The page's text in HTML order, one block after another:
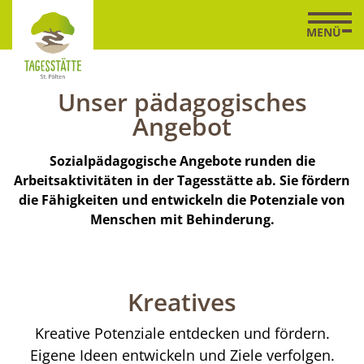
Seitenbereiche:
Inhalt
Hauptnavigation
Footernavigation
Logo
Tagesstätte
Pölten
Startseite
MENÜ
Unser pädagogisches
Angebot
Sozialpädagogische Angebote runden die
Arbeitsaktivitäten in der Tagesstätte ab. Sie fördern
die Fähigkeiten und entwickeln die Potenziale von
Menschen mit Behinderung.
Sport und Spiel
Eigene Grenzen und eigene Möglichkeiten
kennenlernen.
Kreatives
Kreative Potenziale entdecken und fördern.
Eigene Ideen entwickeln und Ziele verfolgen.
Trainingsküche
In der Gruppe mit dem /der BetreuerIn einen
Menüplan erstellen. Er enthält Speisen, deren
Musik
Freude ganz direkt über Musik spüren.
Beruhigung von Seele und
Geist